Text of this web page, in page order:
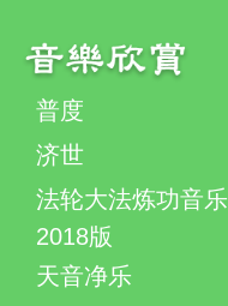
普度
济世
法轮大法炼功音乐
2018版
天音净乐